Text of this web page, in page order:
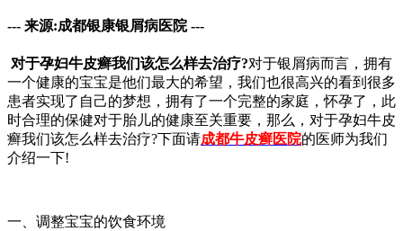
--- 来源:成都银康银屑病医院 ---
对于孕妇牛皮癣我们该怎么样去治疗?对于银屑病而言，拥有
一个健康的宝宝是他们最大的希望，我们也很高兴的看到很多
患者实现了自己的梦想，拥有了一个完整的家庭，怀孕了，此
时合理的保健对于胎儿的健康至关重要，那么，对于孕妇牛皮
癣我们该怎么样去治疗?下面请成都牛皮癣医院的医师为我们
介绍一下!
一、调整宝宝的饮食环境